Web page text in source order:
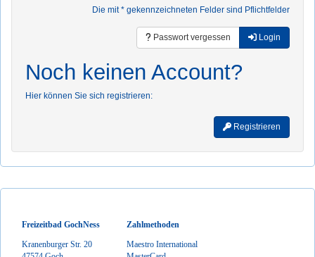
Die mit * gekennzeichneten Felder sind Pflichtfelder
Passwort vergessen Login
Noch keinen Account?
Hier können Sie sich registrieren:
Registrieren
Freizeitbad GochNess
Kranenburger Str. 20
Zahlmethoden
Maestro International